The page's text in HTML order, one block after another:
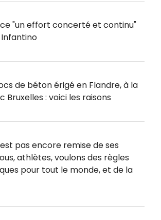
"un effort concerté et continu"
de béton érigé en Flandre, à la
Bruxelles : voici les raisons
pas encore remise de ses
athlètes, voulons des règles
pour tout le monde, et de la